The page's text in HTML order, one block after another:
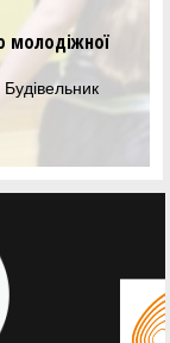
Вероніка
досвід, але
Центрова